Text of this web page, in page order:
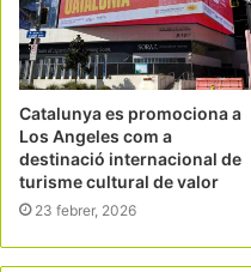
Catalunya es promociona a
Los Angeles com a
destinació internacional de
turisme cultural de valor
23 febrer, 2026